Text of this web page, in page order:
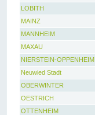
LOBITH
MAINZ
MANNHEIM
MAXAU
NIERSTEIN-OPPENHEIM
Neuwied Stadt
OBERWINTER
OESTRICH
OTTENHEIM